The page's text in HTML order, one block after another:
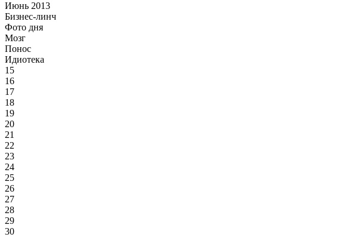
Июнь 2013
Бизнес-линч
Фото дня
Мозг
Понос
Идиотека
15
16
17
18
19
20
21
22
23
24
25
26
27
28
29
30